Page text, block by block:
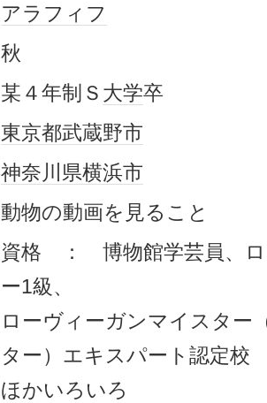
アラフィフ
秋
某４年制Ｓ 大学卒
東京都武蔵野市
神奈川県横浜市
動物の動画を見ること
資格 ： 博物館学芸員、ロ
ー1級、
ローヴィーガンマイスター
ター）エキスパート認定校
ほかいろいろ